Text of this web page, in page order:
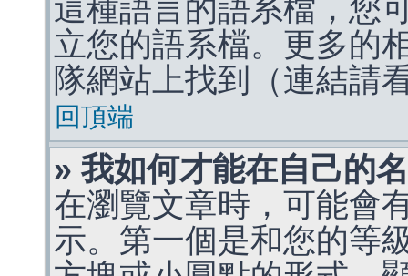
這種語言的語系檔，您
立您的語系檔。更多的
隊網站上找到（連結請
回頂端
» 我如何才能在自己的
在瀏覽文章時，可能會
示。第一個是和您的等